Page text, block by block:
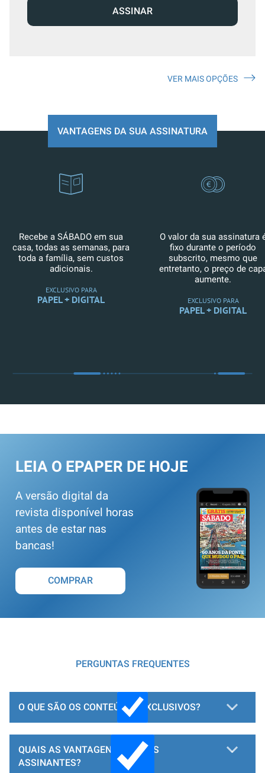
ASSINAR
VER MAIS OPÇÕES
VANTAGENS DA SUA ASSINATURA
Recebe a SÁBADO em sua
casa, todas as semanas, para
toda a família, sem custos
adicionais.
EXCLUSIVO PARA
PAPEL + DIGITAL
O valor da sua assinatura
fixo durante o período
subscrito, mesmo que
entretanto, o preço de
aumente.
EXCLUSIVO PARA
PAPEL + DIGITAL
LEIA O EPAPER DE HOJE
A versão digital da
revista disponível horas
antes de estar nas
bancas!
COMPRAR
PERGUNTAS FREQUENTES
O QUE SÃO OS CONTEÚDOS EXCLUSIVOS?
QUAIS AS VANTAGENS PARA OS
ASSINANTES?